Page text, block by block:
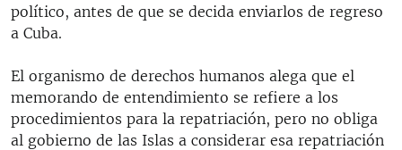
político, antes de que se decida enviarlos de regreso
a Cuba.
El organismo de derechos humanos alega que el
memorando de entendimiento se refiere a los
procedimientos para la repatriación, pero no obliga
al gobierno de las Islas a considerar esa repatriación